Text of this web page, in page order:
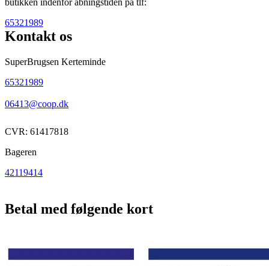
65321989
Kontakt os
SuperBrugsen Kerteminde
65321989
06413@coop.dk
CVR: 61417818
Bageren
42119414
Betal med følgende kort